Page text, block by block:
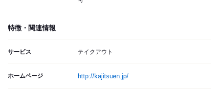
特徴・関連情報
サービス テイクアウト
ホームページ http://kajitsuen.jp/